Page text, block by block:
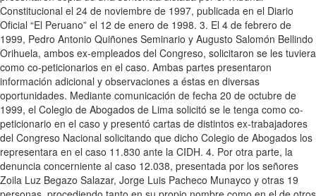
Constitucional el 24 de noviembre de 1997, publicada en el Diario
Oficial “El Peruano” el 12 de enero de 1998. 3. El 4 de febrero de
1999, Pedro Antonio Quiñones Seminario y Augusto Salomón Bellindo
Orihuela, ambos ex-empleados del Congreso, solicitaron se les tuviera
como co-peticionarios en el caso. Ambas partes presentaron
información adicional y observaciones a éstas en diversas
oportunidades. Mediante comunicación de fecha 20 de octubre de
1999, el Colegio de Abogados de Lima solicitó se le tenga como co-
peticionario en el caso y presentó cartas de distintos ex-trabajadores
del Congreso Nacional solicitando que dicho Colegio de Abogados los
representara en el caso 11.830 ante la CIDH. 4. Por otra parte, la
denuncia concerniente al caso 12.038, presentada por los señores
Zoila Luz Begazo Salazar, Jorge Luis Pacheco Munayco y otras 19